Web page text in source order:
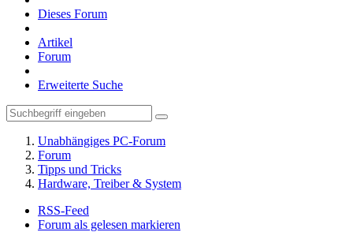
Dieses Forum
Artikel
Forum
Erweiterte Suche
Unabhängiges PC-Forum
Forum
Tipps und Tricks
Hardware, Treiber & System
RSS-Feed
Forum als gelesen markieren